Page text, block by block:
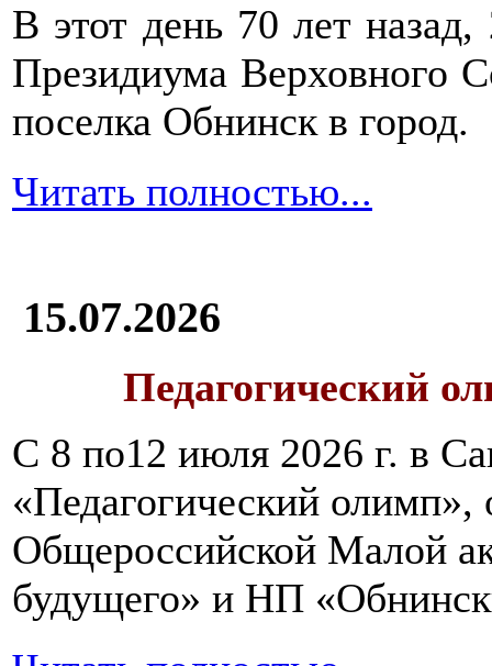
В этот день 70 лет
Президиума Верховного
поселка Обнинск в город.
Читать полностью...
15.07.2026
Педагогический
С 8 по12 июля 2026 г. в
«Педагогический олимп»,
Общероссийской Малой
будущего» и НП